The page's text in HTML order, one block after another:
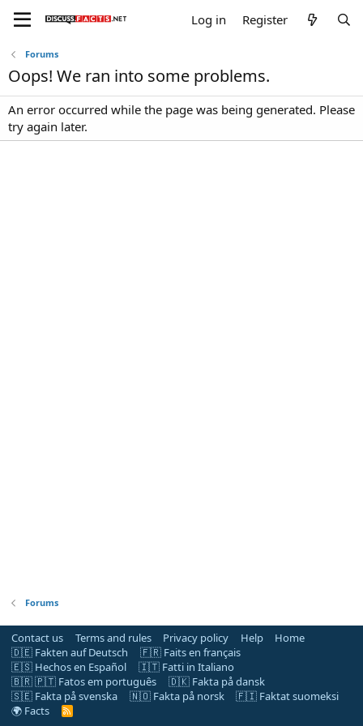
Log in Register
Forums
Oops! We ran into some problems.
An error occurred while the page was being generated. Please
try again later.
Forums
Contact us Terms and rules Privacy policy Help
Home
🇩🇪 Fakten auf Deutsch
🇫🇷 Faits en français
🇪🇸 Hechos en Español
🇮🇹 Fatti in Italiano
🇧🇷 🇵🇹 Fatos em português
🇩🇰 Fakta på dansk
🇸🇪 Fakta på svenska
🇳🇴 Fakta på norsk
🇫🇮 Faktat suomeksi
🌍 Facts
R